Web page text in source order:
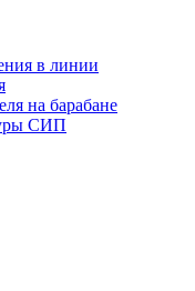
в линии
на барабане
СИП